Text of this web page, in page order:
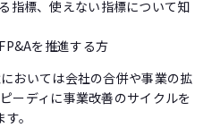
指標、使えない指標について知
を推進する方
おいては会社の合併や事業の拡
ーディに事業改善のサイクルを
。